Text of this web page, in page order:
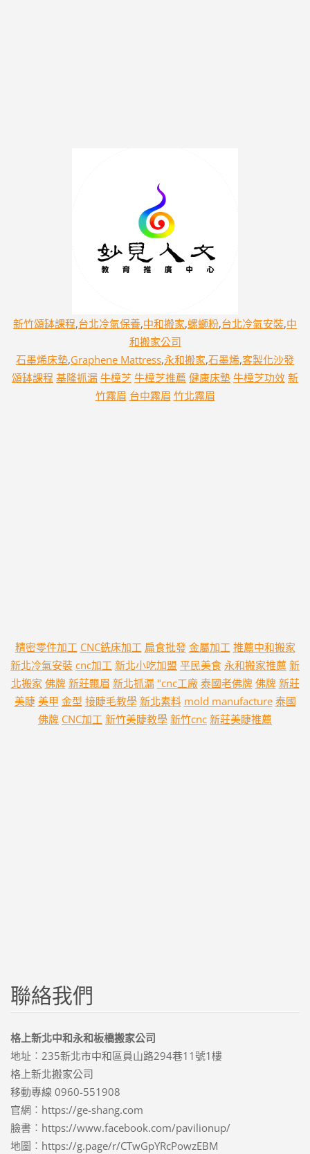
新竹頌缽課程,台北冷氣保養,中和搬家,螺螄粉,台北冷氣安裝,中
和搬家公司
石墨烯床墊,Graphene Mattress,永和搬家,石墨烯,客製化沙發
頌缽課程 基隆抓漏 牛樟芝 牛樟芝推薦 健康床墊 牛樟芝功效 新
竹霧眉 台中霧眉 竹北霧眉
精密零件加工 CNC銑床加工 扁食批發 金屬加工 推薦中和搬家
新北冷氣安裝 cnc加工 新北小吃加盟 平民美食 永和搬家推薦 新
北搬家 佛牌 新莊飄眉 新北抓漏 "cnc工廠 泰國老佛牌 佛牌 新莊
美睫 美甲 金型 接睫毛教學 新北素料 mold manufacture 泰國
佛牌 CNC加工 新竹美睫教學 新竹cnc 新莊美睫推薦
聯絡我們
格上新北中和永和板橋搬家公司
地址︰235新北市中和區員山路294巷11號1樓
格上新北搬家公司
移動專線 0960-551908
官網︰https://ge-shang.com
臉書︰https://www.facebook.com/pavilionup/
地圖︰https://g.page/r/CTwGpYRcPowzEBM